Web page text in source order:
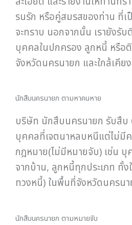
รนรัก หรือคู่สมรสของท่าน ที่
จะทราบ นอกจากนั้น เรายังรั
บุคคลในปกครอง ลูกหนี้ หรือ
จังหวัดนครนายก และใกล้เคี
นักสืบนครนายก ตามหาคนหาย
บริษัท นักสืบนครนายก รับสืบ
บุคคลที่เจตนาหลบหนีแต่ไม่มี
กฎหมาย(ไม่มีหมายจับ) เช่น
จากบ้าน, ลูกหนี้ทุกประเภท ทั้ง
ทวงหนี้) ในพื้นที่จังหวัดนครนา
นักสืบนครนายก ตามหมายจับ